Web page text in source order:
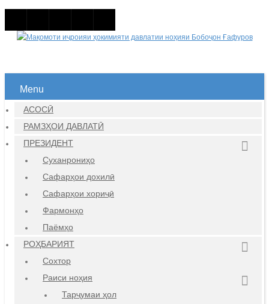
Menu
АСОСӢ
РАМЗҲОИ ДАВЛАТӢ
ПРЕЗИДЕНТ
Суханрониҳо
Сафарҳои дохилӣ
Сафарҳои хориҷӣ
Фармонҳо
Паёмҳо
РОҲБАРИЯТ
Сохтор
Раиси ноҳия
Тарҷумаи ҳол